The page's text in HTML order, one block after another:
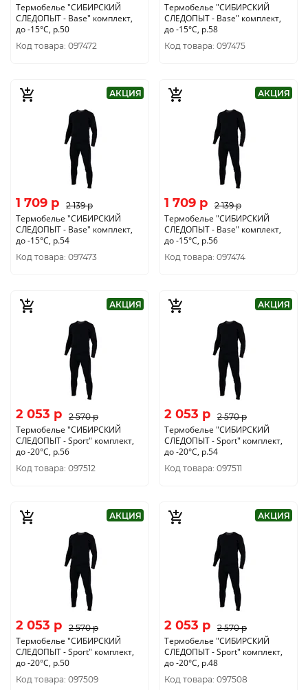
Термобелье "CИБИРСКИЙ
СЛЕДОПЫТ - Base" комплект,
до -15°С, р.50
Код товара: 097472
Термобелье "CИБИРСКИЙ
СЛЕДОПЫТ - Base" комплект,
до -15°С, р.58
Код товара: 097475
АКЦИЯ
1 709 p 2 139 p
Термобелье "CИБИРСКИЙ
СЛЕДОПЫТ - Base" комплект,
до -15°С, р.54
Код товара: 097473
АКЦИЯ
1 709 p 2 139 p
Термобелье "CИБИРСКИЙ
СЛЕДОПЫТ - Base" комплект,
до -15°С, р.56
Код товара: 097474
АКЦИЯ
2 053 p 2 570 p
Термобелье "CИБИРСКИЙ
СЛЕДОПЫТ - Sport" комплект,
до -20°С, р.56
Код товара: 097512
АКЦИЯ
2 053 p 2 570 p
Термобелье "CИБИРСКИЙ
СЛЕДОПЫТ - Sport" комплект,
до -20°С, р.54
Код товара: 097511
АКЦИЯ
2 053 p 2 570 p
Термобелье "CИБИРСКИЙ
СЛЕДОПЫТ - Sport" комплект,
до -20°С, р.50
Код товара: 097509
АКЦИЯ
2 053 p 2 570 p
Термобелье "CИБИРСКИЙ
СЛЕДОПЫТ - Sport" комплект,
до -20°С, р.48
Код товара: 097508